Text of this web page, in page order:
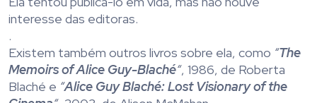
interesse das editoras.
.
Existem também outros livros sobre ela, como “The
Memoirs of Alice Guy-Blaché“, 1986, de Roberta
Blaché e “Alice Guy Blaché: Lost Visionary of the